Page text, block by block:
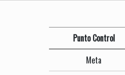
Punto Control
Meta